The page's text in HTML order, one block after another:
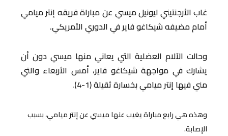
غاب الأرجنتيني ليونيل ميسي عن مباراة فريقه إنتر ميامي
أمام مضيفه شيكاغو فاير في الدوري الأمريكي.
وحالت الآلام العضلية التي يعاني منها ميسي دون أن
يشارك في مواجهة شيكاغو فاير، أمس الأربعاء والتي
مني فيها إنتر ميامي بخسارة ثقيلة (1-4).
وهذه هي رابع مباراة يغيب عنها ميسي عن إنتر ميامي، بسبب
الإصابة.